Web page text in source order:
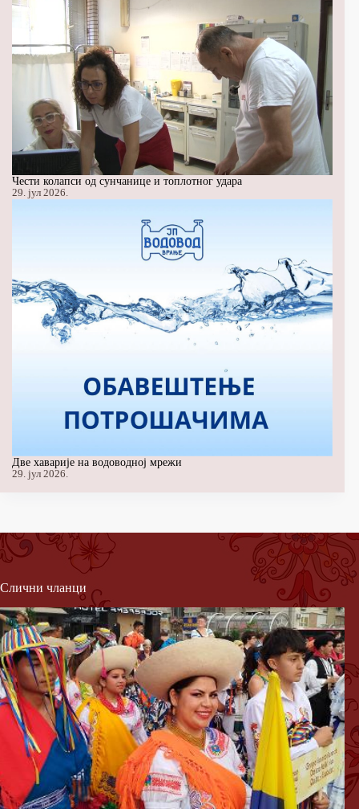
Чести колапси од сунчанице и топлотног удара
29. јул 2026.
Две хаварије на водоводној мрежи
29. јул 2026.
Слични чланци